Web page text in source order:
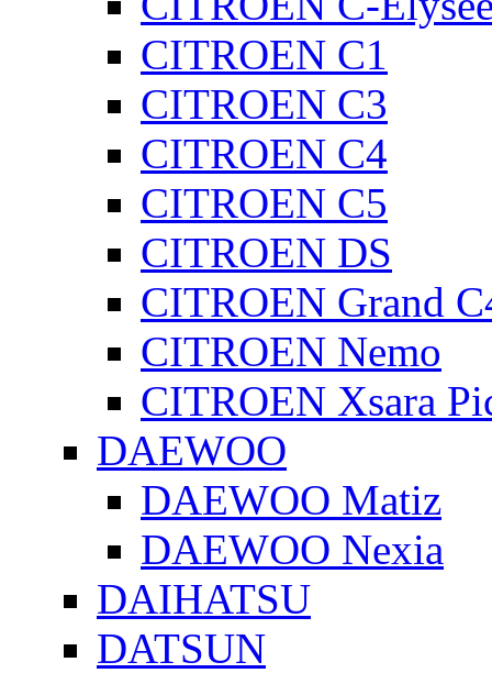
CITROEN C1
CITROEN C3
CITROEN C4
CITROEN C5
CITROEN DS
CITROEN Grand
CITROEN Nemo
CITROEN Xsara
DAEWOO
DAEWOO Matiz
DAEWOO Nexia
DAIHATSU
DATSUN